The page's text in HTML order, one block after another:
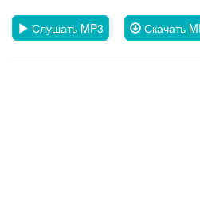
Слушать MP3 Скачать